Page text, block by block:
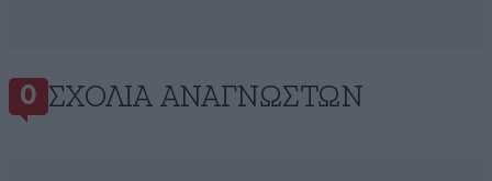
0 ΣΧΌΛΙΑ ΑΝΑΓΝΩΣΤΏΝ